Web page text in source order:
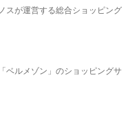
スが運営する総合ショッピング
ベルメゾン」のショッピングサ